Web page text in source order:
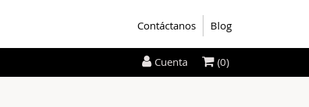
Contáctanos Blog
Cuenta (0)